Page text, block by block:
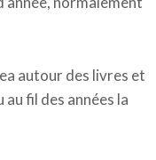
autour des livres et
au fil des années la